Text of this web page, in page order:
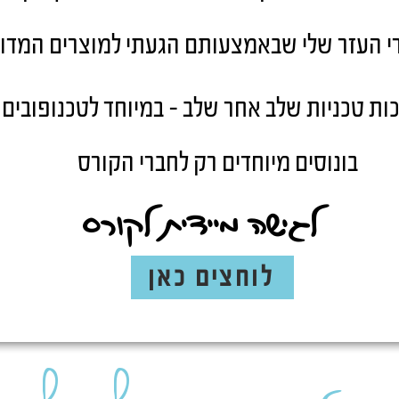
העזר שלי שבאמצעותם הגעתי למוצרים
טכניות שלב אחר שלב - במיוחד לטכנופובים
בונוסים מיוחדים רק לחברי הקורס
לגישה מיידית לקורס
לוחצים כאן